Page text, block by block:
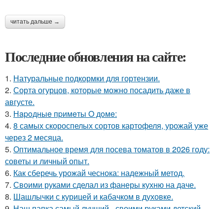
читать дальше →
Последние обновления на сайте:
1. Натуральные подкормки для гортензии.
2. Сорта огурцов, которые можно посадить даже в
августе.
3. Нapoдныe пpимeты O дoмe:
4. 8 самых скороспелых сортов картофеля, урожай уже
через 2 месяца.
5. Оптимальное время для посева томатов в 2026 году:
советы и личный опыт.
6. Как сберечь урожай чеснока: надежный метод.
7. Своими руками сделал из фанеры кухню на даче.
8. Шашлычки с курицей и кабачком в духовке.